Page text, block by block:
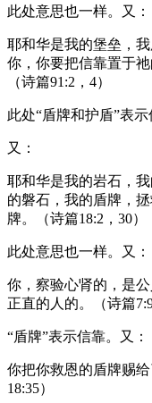
此处意思也一样。又：
耶和华是我的堡垒，
你，你要把信靠置于
（诗篇91:2，4）
此处“盾牌和护盾”表
又：
耶和华是我的岩石，
的磐石，我的盾牌，
牌。（诗篇18:2，30）
此处意思也一样。又：
你，察验心肾的，是
正直的人的。（诗篇
“盾牌”表示信靠。又：
你把你救恩的盾牌赐
18:35）